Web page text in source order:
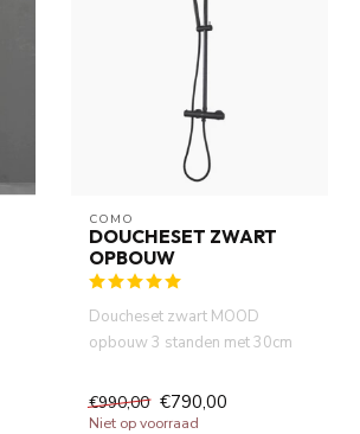
COMO
DOUCHESET ZWART
OPBOUW
Doucheset zwart MOOD
opbouw 3 standen met 30cm
douc...
€990,00 €790,00
Niet op voorraad